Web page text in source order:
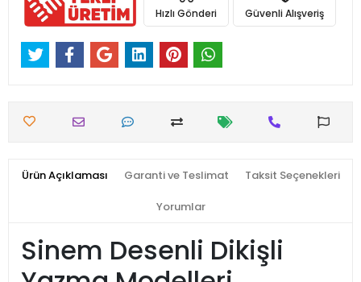
Hızlı Gönderi Güvenli Alışveriş
Ürün Açıklaması Garanti ve Teslimat Taksit Seçenekleri
Yorumlar
Sinem Desenli Dikişli